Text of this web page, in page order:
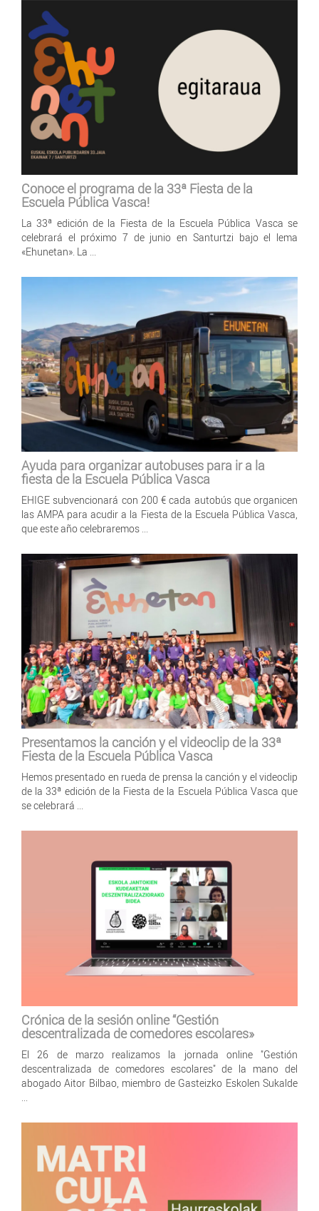
Conoce el programa de la 33ª Fiesta de la
Escuela Pública Vasca!
La 33ª edición de la Fiesta de la Escuela Pública Vasca se
celebrará el próximo 7 de junio en Santurtzi bajo el lema
«Ehunetan». La ...
Ayuda para organizar autobuses para ir a la
fiesta de la Escuela Pública Vasca
EHIGE subvencionará con 200 € cada autobús que organicen
las AMPA para acudir a la Fiesta de la Escuela Pública Vasca,
que este año celebraremos ...
Presentamos la canción y el videoclip de la 33ª
Fiesta de la Escuela Pública Vasca
Hemos presentado en rueda de prensa la canción y el videoclip
de la 33ª edición de la Fiesta de la Escuela Pública Vasca que
se celebrará ...
Crónica de la sesión online “Gestión
descentralizada de comedores escolares»
El 26 de marzo realizamos la jornada online "Gestión
descentralizada de comedores escolares" de la mano del
abogado Aitor Bilbao, miembro de Gasteizko Eskolen Sukalde